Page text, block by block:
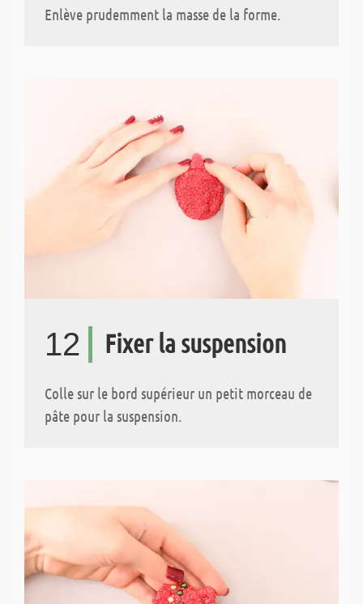
Enlève prudemment la masse de la forme.
12 Fixer la suspension
Colle sur le bord supérieur un petit morceau de
pâte pour la suspension.